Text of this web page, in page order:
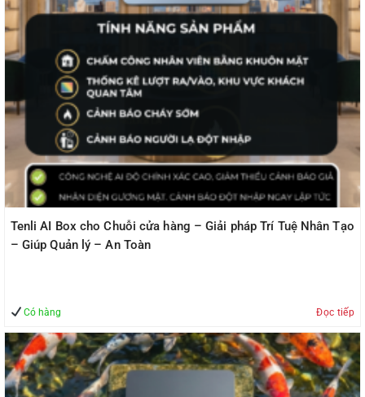
Tenli AI Box cho Chuỗi cửa hàng – Giải pháp Trí Tuệ Nhân Tạo
– Giúp Quản lý – An Toàn
Có hàng Đọc tiếp